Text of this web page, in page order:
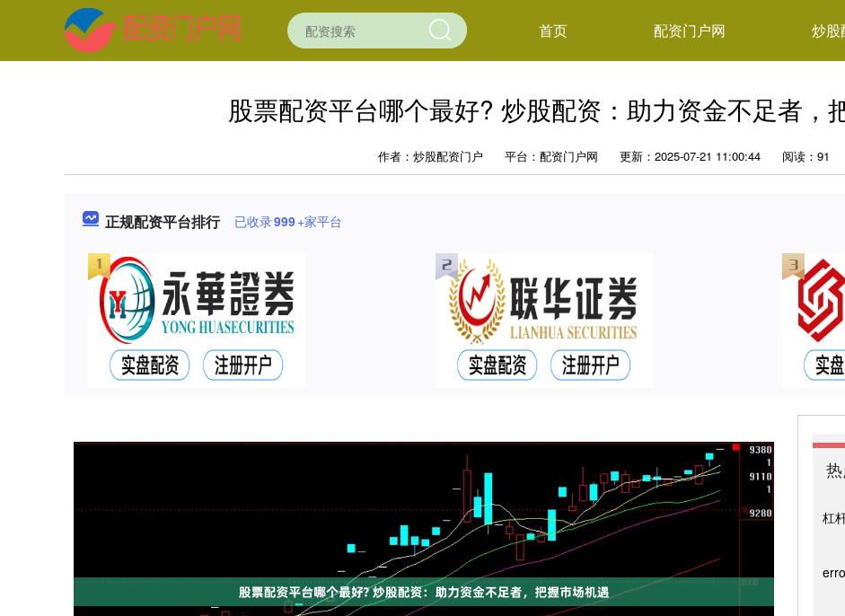
首页 配资门户网 炒股
股票配资平台哪个最好? 炒股配资：助力资金不足者，
作者：炒股配资门户 平台：配资门户网 更新：2025-07-21 11:00:44 阅读：91
正规配资平台排行 已收录999+家平台
杠